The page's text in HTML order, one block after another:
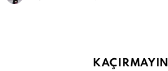
KAÇIRMAYIN